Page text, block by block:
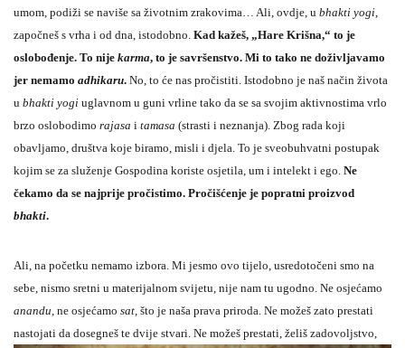
umom, podiži se naviše sa životnim zrakovima… Ali, ovdje, u bhakti yogi,
započneš s vrha i od dna, istodobno. Kad kažeš, „Hare Krišna,“ to je
oslobođenje. To nije karma, to je savršenstvo. Mi to tako ne doživljavamo
jer nemamo adhikaru. No, to će nas pročistiti. Istodobno je naš način života
u bhakti yogi uglavnom u guni vrline tako da se sa svojim aktivnostima vrlo
brzo oslobodimo rajasa i tamasa (strasti i neznanja). Zbog rada koji
obavljamo, društva koje biramo, misli i djela. To je sveobuhvatni postupak
kojim se za služenje Gospodina koriste osjetila, um i intelekt i ego. Ne
čekamo da se najprije pročistimo. Pročišćenje je popratni proizvod
bhakti.
Ali, na početku nemamo izbora. Mi jesmo ovo tijelo, usredotočeni smo na
sebe, nismo sretni u materijalnom svijetu, nije nam tu ugodno. Ne osjećamo
anandu, ne osjećamo sat, što je naša prava priroda. Ne možeš zato prestati
nastojati da dosegneš te dvije stvari. Ne možeš prestati, želiš zadovoljstvo,